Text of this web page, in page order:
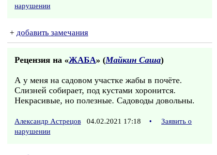
нарушении
+ добавить замечания
Рецензия на «ЖАБА» (Майкин Саша)
А у меня на садовом участке жабы в почёте.
Слизней собирает, под кустами хоронится.
Некрасивые, но полезные. Садоводы довольны.
Александр Астрецов 04.02.2021 17:18 •
Заявить о
нарушении